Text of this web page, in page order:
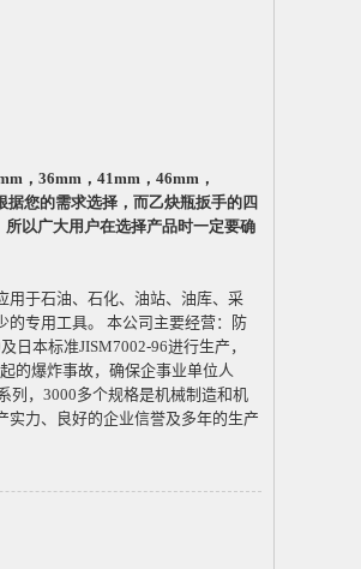
， 36mm， 41mm， 46mm，
您的需求选择，而乙炔瓶扳手的四
所以广大用户在选择产品时一定要确
用于石油、石化、油站、油库、采
专用工具。
本公司主要经营：防
及日本标准JISM7002-96进行生产，
的爆炸事故，确保企事业单位人
列， 3000多个规格是机械制造和机
实力、良好的企业信誉及多年的生产